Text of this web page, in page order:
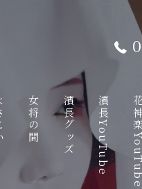
女将の間 濱長グッズ 濱長YouTube 花神